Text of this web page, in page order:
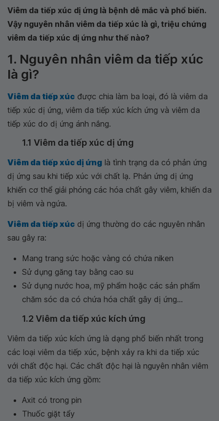
Viêm da tiếp xúc dị ứng là bệnh dễ mắc và phổ biến.
Vậy nguyên nhân viêm da tiếp xúc là gì, triệu chứng
viêm da tiếp xúc dị ứng như thế nào?
1. Nguyên nhân viêm da tiếp xúc
là gì?
Viêm da tiếp xúc được chia làm ba loại, đó là viêm da
tiếp xúc dị ứng, viêm da tiếp xúc kích ứng và viêm da
tiếp xúc do dị ứng ánh nắng.
1.1 Viêm da tiếp xúc dị ứng
Viêm da tiếp xúc dị ứng là tình trạng da có phản ứng
dị ứng sau khi tiếp xúc với chất lạ. Phản ứng dị ứng
khiến cơ thể giải phóng các hóa chất gây viêm, khiến da
bị viêm và ngứa.
Viêm da tiếp xúc dị ứng thường do các nguyên nhân
sau gây ra:
Mang trang sức hoặc vàng có chứa niken
Sử dụng găng tay bằng cao su
Sử dụng nước hoa, mỹ phẩm hoặc các sản phẩm
chăm sóc da có chứa hóa chất gây dị ứng...
1.2 Viêm da tiếp xúc kích ứng
Viêm da tiếp xúc kích ứng là dạng phổ biến nhất trong
các loại viêm da tiếp xúc, bệnh xảy ra khi da tiếp xúc
với chất độc hại. Các chất độc hại là nguyên nhân viêm
da tiếp xúc kích ứng gồm:
Axit có trong pin
Thuốc giặt tẩy